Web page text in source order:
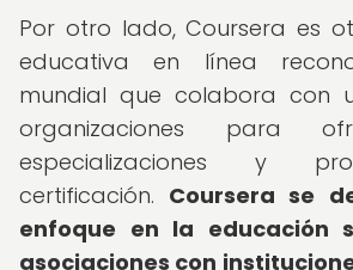
Por otro lado, Coursera es
educativa en línea
mundial que colabora con
organizaciones para
especializaciones y
certificación. Coursera se
enfoque en la educación
asociaciones con